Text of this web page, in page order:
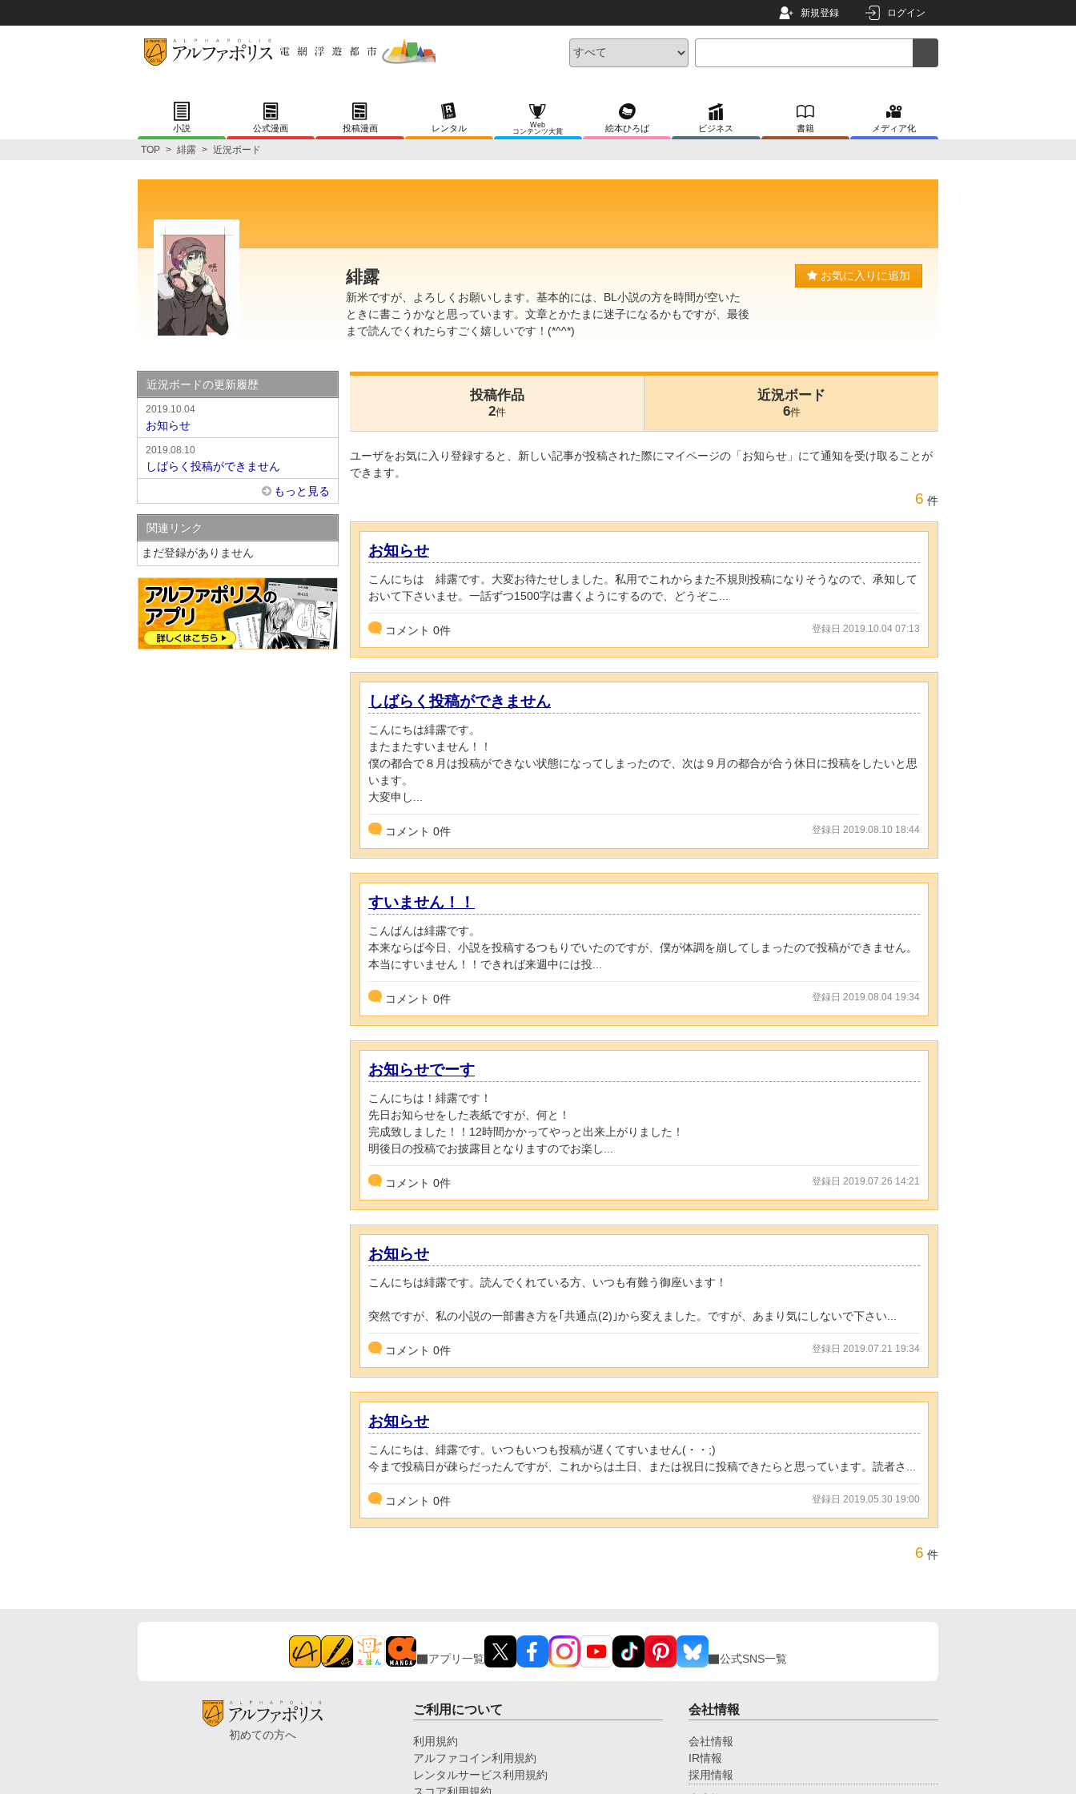
新規登録 ログイン
小説 公式漫画 投稿漫画 レンタル
Web
コンテンツ大賞
絵本ひろば ビジネス 書籍 メディア化
TOP > 緋露 > 近況ボード
緋露
新米ですが、よろしくお願いします。基本的には、BL小説の方を時間が空いた
ときに書こうかなと思っています。文章とかたまに迷子になるかもですが、最後
まで読んでくれたらすごく嬉しいです！(*^^*)
お気に入りに追加
投稿作品
2件
近況ボード
6件
ユーザをお気に入り登録すると、新しい記事が投稿された際にマイページの「お知らせ」にて通知を受け取ることが
できます。
6 件
お知らせ
こんにちは 緋露です。大変お待たせしました。私用でこれからまた不規則投稿になりそうなので、承知して
おいて下さいませ。一話ずつ1500字は書くようにするので、どうぞこ...
コメント 0件 登録日 2019.10.04 07:13
しばらく投稿ができません
こんにちは緋露です。
またまたすいません！！
僕の都合で８月は投稿ができない状態になってしまったので、次は９月の都合が合う休日に投稿をしたいと思
います。
大変申し...
コメント 0件 登録日 2019.08.10 18:44
すいません！！
こんばんは緋露です。
本来ならば今日、小説を投稿するつもりでいたのですが、僕が体調を崩してしまったので投稿ができません。
本当にすいません！！できれば来週中には投...
コメント 0件 登録日 2019.08.04 19:34
お知らせでーす
こんにちは！緋露です！
先日お知らせをした表紙ですが、何と！
完成致しました！！12時間かかってやっと出来上がりました！
明後日の投稿でお披露目となりますのでお楽し...
コメント 0件 登録日 2019.07.26 14:21
お知らせ
こんにちは緋露です。読んでくれている方、いつも有難う御座います！
突然ですが、私の小説の一部書き方を｢共通点(2)｣から変えました。ですが、あまり気にしないで下さい...
コメント 0件 登録日 2019.07.21 19:34
お知らせ
こんにちは、緋露です。いつもいつも投稿が遅くてすいません(・・;)
今まで投稿日が疎らだったんですが、これからは土日、または祝日に投稿できたらと思っています。読者さ...
コメント 0件 登録日 2019.05.30 19:00
6 件
近況ボードの更新履歴
2019.10.04
お知らせ
2019.08.10
しばらく投稿ができません
もっと見る
関連リンク
まだ登録がありません
アプリ一覧 公式SNS一覧
初めての方へ
ご利用について
利用規約
アルファコイン利用規約
レンタルサービス利用規約
会社情報
会社情報
IR情報
採用情報